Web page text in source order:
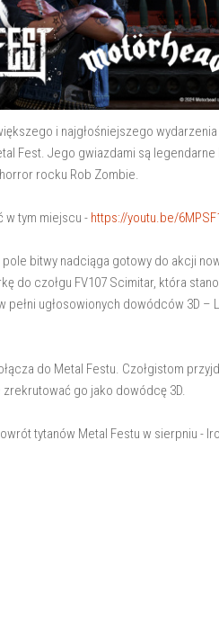
i najgłośniejszego
Fest. Jego gwiazdami są
rocku Rob Zombie.
w tym miejscu - https://youtu.be/
bitwy nadciąga gotowy do akcji
do czołgu FV107 Scimitar, która
ugłosowionych dowódców 3D –
do Metal Festu. Czołgistom
go jako dowódcę 3D.
tytanów Metal Festu w sierpniu -